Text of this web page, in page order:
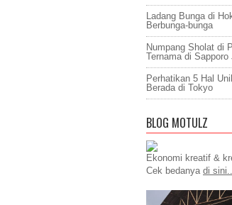
Ladang Bunga di
Berbunga-bunga
Numpang Sholat di
Ternama di Sapporo
Perhatikan 5 Hal
Berada di Tokyo
BLOG MOTULZ
Ekonomi kreatif &
Cek bedanya di sini..